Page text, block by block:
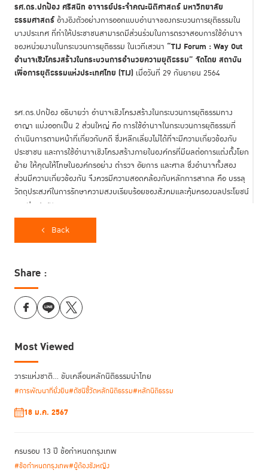
รศ.ดร.ปกป้อง ศรีสนิท อาจารย์ประจำคณะนิติศาสตร์ มหาวิทยาลัย
ธรรมศาสตร์ อ้างอิงตัวอย่างการออกแบบอำนาจของกระบวนการยุติธรรมใน
บางประเทศ ที่ทำให้ประชาชนสามารถมีส่วนร่วมในการตรวจสอบการใช้อำนาจ
ของหน่วยงานในกระบวนการยุติธรรม ในเวทีเสวนา “TIJ Forum :Way Out
อำนาจเชิงโครงสร้างในกระบวนการอำนวยความยุติธรรม” จัดโดย สถาบัน
เพื่อการยุติธรรมแห่งประเทศไทย (TIJ) เมื่อวันที่ 29 กันยายน 2564
รศ.ดร.ปกป้อง อธิบายว่า อำนาจเชิงโครงสร้างในกระบวนการยุติธรรมทาง
อาญา แบ่งออกเป็น 2 ส่วนใหญ่ คือ การใช้อำนาจในกระบวนการยุติธรรมที่
ดำเนินการตามหน้าที่เกี่ยวกับคดี ซึ่งหลีกเลี่ยงไม่ได้ที่จะมีความเกี่ยวข้องกับ
ประชาชน และการใช้อำนาจเชิงโครงสร้างภายในองค์กรที่มีผลต่อการแต่งตั้งโยก
ย้าย ให้คุณให้โทษในองค์กรอย่าง ตำรวจ อัยการ และศาล ซึ่งอำนาจทั้งสอง
ส่วนมีความเกี่ยวข้องกัน จึงควรมีความสอดคล้องกับหลักการสากล คือ บรรลุ
วัตถุประสงค์ในการรักษาความสงบเรียบร้อยของสังคมและคุ้มครองผลประโยชน์
ของประชาชน
ประเด็นแรก การใช้อำนาจในกระบวนการยุติธรรมเกี่ยวกับคดี
สืบสวน สอบสวน หลีกเลี่ยงไม่ได้ที่เจ้าหน้าที่จะใช้อำนาจ แต่การใช้อำนาจของ
ตำรวจต้องเป็นไปตามหลักการสากลพื้นฐานของกระบวนการยุติธรรม คือ
รักษาสมดุลระหว่างการคุ้มครองสังคมกับการคุ้มครองสิทธิเสรีภาพของ
ประชาชน ดังนั้น การรักษาความสงบ หาผู้กระทำผิดมาดำเนินคดี ต้องควบคู่ไป
ทำผิด ก็ต้องคืนความบริสุทธิ์ พนักงานสอบสวนก็ต้องยุติคดี
การคุ้มครองสิทธิเสรีภาพของประชาชน ยังรวมถึง สิทธิในการให้มีทนาย ให้
เป็นหลักสากลอยู่แล้ว
หลักสากล
Back
Share :
Most Viewed
วาระแห่งชาติ… ขับเคลื่อนหลักนิติธรรมนำไทย
#การพัฒนาที่ยั่งยืน#ดัชนีชี้วัดหลักนิติธรรม#หลักนิติธรรม
18 ม.ค. 2567
ครบรอบ 13 ปี ข้อกำหนดกรุงเทพ
#ข้อกำหนดกรุงเทพ#ผู้ต้องขังหญิง